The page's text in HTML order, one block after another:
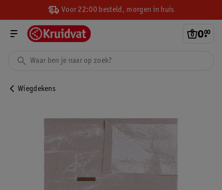
Voor 22:00 besteld, morgen in huis
0.
00
Wiegdekens